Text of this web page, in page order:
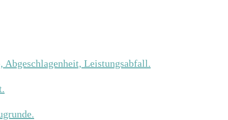
Leistungsabfall.